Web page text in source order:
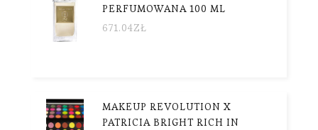
PERFUMOWANA 100 ML
671.04ZŁ
MAKEUP REVOLUTION X
PATRICIA BRIGHT RICH IN